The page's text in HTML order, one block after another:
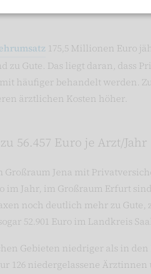
175,5 Millionen Euro
Gute. Das liegt daran, dass
häufiger behandelt werden.
ärztlichen Kosten höher.
56.457 Euro je Arzt/Jahr
Jena mit
Jahr, im Großraum Erfurt sind
noch deutlich mehr zu Gute,
52.901 Euro im Landkreis
Gebieten niedriger als in den
niedergelassene Ärztinnen